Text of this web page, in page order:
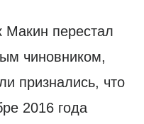
Макин перестал
чиновником,
признались, что
2016 года